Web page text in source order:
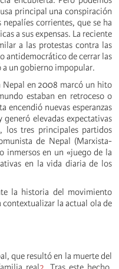
principal una conspiración
corrientes, que se ha
a sus expensas. La reciente
a las protestas contra las
antidemocrático de cerrar las
a un gobierno impopular.
Nepal en 2008 marcó un hito
estaban en retroceso o
encendió nuevas esperanzas
elevadas expectativas
los tres principales partidos
de Nepal (Marxista-
inmersos en un «juego de la
en la vida diaria de los
la historia del movimiento
contextualizar la actual ola de
que resultó en la muerte del